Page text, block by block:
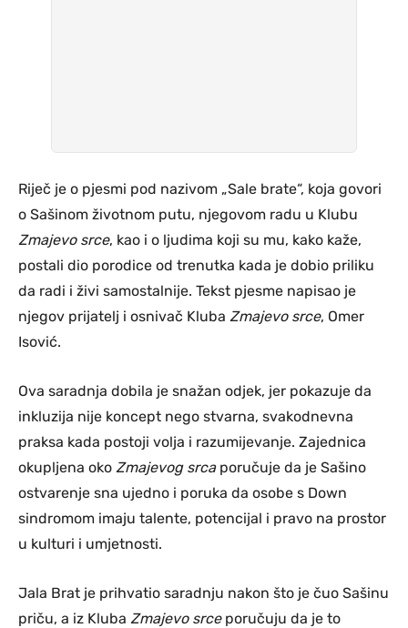
Riječ je o pjesmi pod nazivom „Sale brate“, koja govori
o Sašinom životnom putu, njegovom radu u Klubu
Zmajevo srce, kao i o ljudima koji su mu, kako kaže,
postali dio porodice od trenutka kada je dobio priliku
da radi i živi samostalnije. Tekst pjesme napisao je
njegov prijatelj i osnivač Kluba Zmajevo srce, Omer
Isović.
Ova saradnja dobila je snažan odjek, jer pokazuje da
inkluzija nije koncept nego stvarna, svakodnevna
praksa kada postoji volja i razumijevanje. Zajednica
okupljena oko Zmajevog srcaporučuje da je Sašino
ostvarenje sna ujedno i poruka da osobe s Down
sindromom imaju talente, potencijal i pravo na prostor
u kulturi i umjetnosti.
Jala Brat je prihvatio saradnju nakon što je čuo Sašinu
priču, a iz Kluba Zmajevo srceporučuju da je to